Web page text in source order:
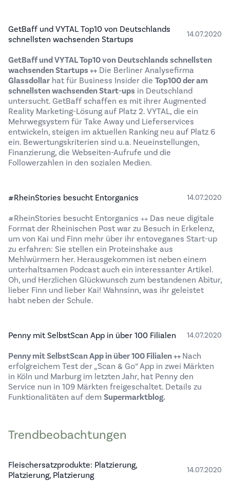
GetBaff und VYTAL Top10 von Deutschlands
schnellsten wachsenden Startups
14.07.2020
GetBaffundVYTALTop10 von Deutschlands schnellsten
wachsenden Startups ++ Die Berliner Analysefirma
Glassdollar hat für Business Insider die Top100 der am
schnellsten wachsenden Start-ups in Deutschland
untersucht. GetBaff schaffen es mit ihrer Augmented
Reality Marketing-Lösung auf Platz 2. VYTAL, die ein
Mehrwegsystem für Take Away und Lieferservices
entwickeln, steigen im aktuellen Ranking neu auf Platz 6
ein. Bewertungskriterien sind u.a. Neueinstellungen,
Finanzierung, die Webseiten-Aufrufe und die
Followerzahlen in den sozialen Medien.
#RheinStories besucht Entorganics 14.07.2020
#RheinStories besucht Entorganics ++ Das neue digitale
Format der Rheinischen Post war zu Besuch in Erkelenz,
um von Kai und Finn mehr über ihr entoveganes Start-up
zu erfahren: Sie stellen ein Proteinshake aus
Mehlwürmern her. Herausgekommen ist neben einem
unterhaltsamen Podcast auch ein interessanter Artikel.
Oh, und Herzlichen Glückwunsch zum bestandenen Abitur,
lieber Finn und lieber Kai! Wahnsinn, was ihr geleistet
habt neben der Schule.
Penny mit SelbstScan App in über 100 Filialen 14.07.2020
Penny mit SelbstScan App in über 100 Filialen ++ Nach
erfolgreichem Test der „Scan & Go“ App in zwei Märkten
in Köln und Marburg im letzten Jahr, hat Penny den
Service nun in 109 Märkten freigeschaltet. Details zu
Funktionalitäten auf dem Supermarktblog.
Trendbeobachtungen
Fleischersatzprodukte: Platzierung,
Platzierung, Platzierung
14.07.2020